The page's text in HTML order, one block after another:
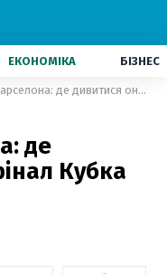
ЕКОНОМІКА БІЗНЕС
Атлетік – Барселона: де дивитися онлайн фінал Кубка Іспанії
де
Кубка